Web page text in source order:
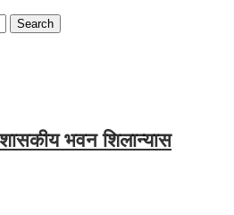
भवन शिलान्यास